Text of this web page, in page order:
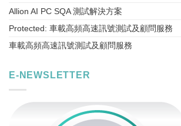
Allion AI PC SQA 測試解決方案
Protected: 車載高頻高速訊號測試及顧問服務
車載高頻高速訊號測試及顧問服務
E-NEWSLETTER